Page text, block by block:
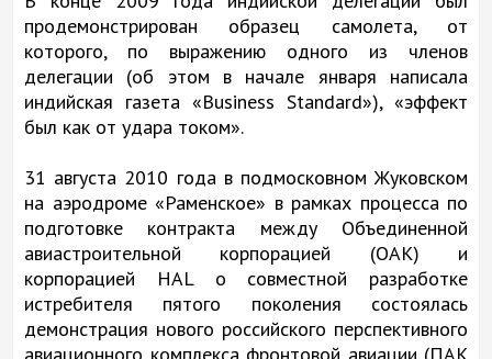
продемонстрирован образец самолета, от
которого, по выражению одного из членов
делегации (об этом в начале января написала
индийская газета «Business Standard»), «эффект
был как от удара током».
31 августа 2010 года в подмосковном Жуковском
на аэродроме «Раменское» в рамках процесса по
подготовке контракта между Объединенной
авиастроительной корпорацией (ОАК) и
корпорацией HAL о совместной разработке
истребителя пятого поколения состоялась
демонстрация нового российского перспективного
авиационного комплекса фронтовой авиации (ПАК